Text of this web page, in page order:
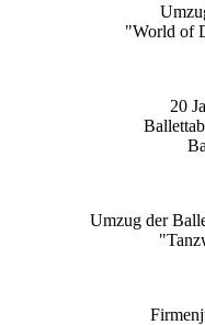
"World of
20
Umzug der